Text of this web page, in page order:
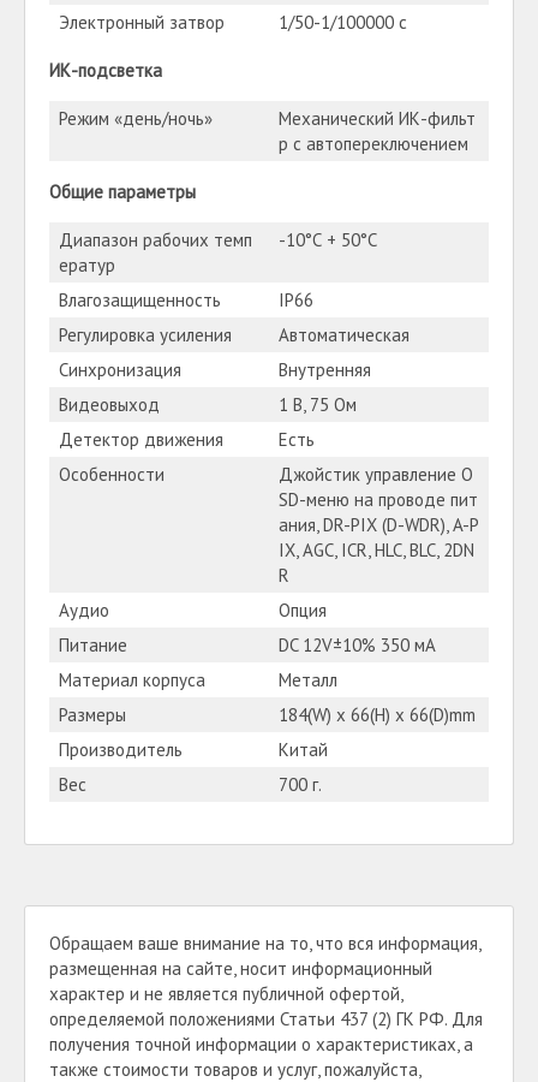
Электронный затвор 1/50-1/100000 с
ИК-подсветка
Режим «день/ночь»
Механический ИК-фильт
р с автопереключением
Общие параметры
Диапазон рабочих темп
ератур
-10°С + 50°С
Влагозащищенность
IP66
Регулировка усиления
Автоматическая
Синхронизация
Внутренняя
Видеовыход
1 В, 75 Ом
Детектор движения
Есть
Особенности
Джойстик управление O
SD-меню на проводе пит
ания, DR-PIX (D-WDR), A-P
IX, AGC, ICR, HLC, BLC, 2DN
R
Аудио
Опция
Питание
DC 12V±10% 350 мА
Материал корпуса
Металл
Размеры
184(W) x 66(H) x 66(D)mm
Производитель
Китай
Вес
700 г.
Обращаем ваше внимание на то, что вся информация,
размещенная на сайте, носит информационный
характер и не является публичной офертой,
определяемой положениями Статьи 437 (2) ГК РФ. Для
получения точной информации о характеристиках, а
также стоимости товаров и услуг, пожалуйста,